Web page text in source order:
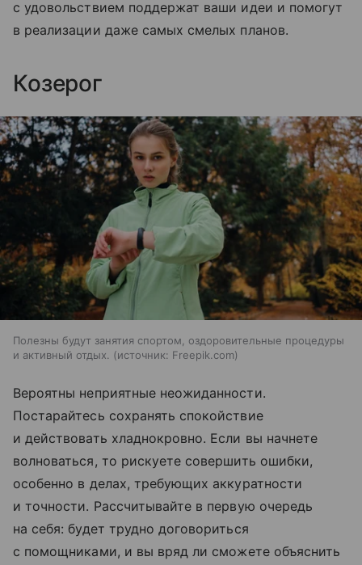
с удовольствием поддержат ваши идеи и помогут
в реализации даже самых смелых планов.
Козерог
Полезны будут занятия спортом, оздоровительные процедуры
и активный отдых.
источник: Freepik.com
Вероятны неприятные неожиданности.
Постарайтесь сохранять спокойствие
и действовать хладнокровно. Если вы начнете
волноваться, то рискуете совершить ошибки,
особенно в делах, требующих аккуратности
и точности. Рассчитывайте в первую очередь
на себя: будет трудно договориться
с помощниками, и вы вряд ли сможете объяснить